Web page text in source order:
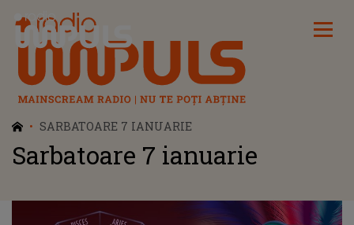
Radio Impuls
SARBATOARE 7 IANUARIE
Sarbatoare 7 ianuarie